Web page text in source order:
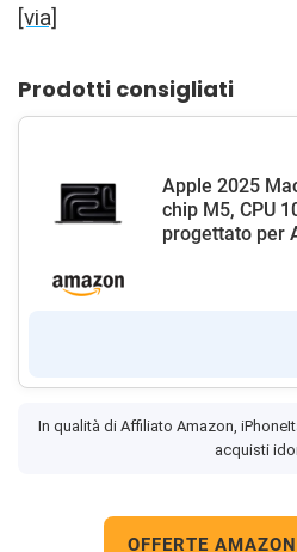
[via]
Prodotti consigliati
Apple 2025
chip M5, CPU
progettato per
In qualità di Affiliato Amazon,
acquisti
OFFERTE